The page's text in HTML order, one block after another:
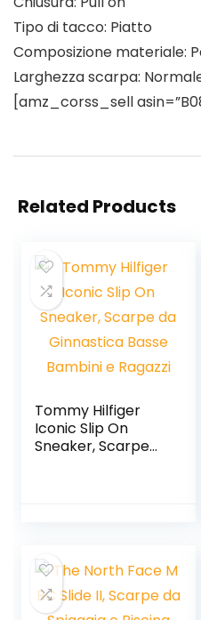
Tipo di tacco: Piatto
Composizione materiale:
Larghezza scarpa:
[amz_corss_sell
Related Products
Tommy Hilfiger
Iconic Slip On
Sneaker, Scarpe